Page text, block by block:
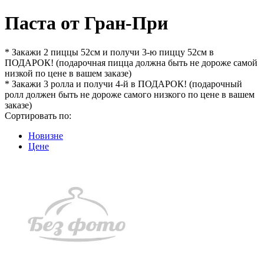
Паста от Гран-При
* Закажи 2 пиццы 52см и получи 3-ю пиццу 52см в
ПОДАРОК! (подарочная пицца должна быть не дороже самой
низкой по цене в вашем заказе)
* Закажи 3 ролла и получи 4-й в ПОДАРОК! (подарочный
ролл должен быть не дороже самого низкого по цене в вашем
заказе)
Сортировать по:
Новизне
Цене